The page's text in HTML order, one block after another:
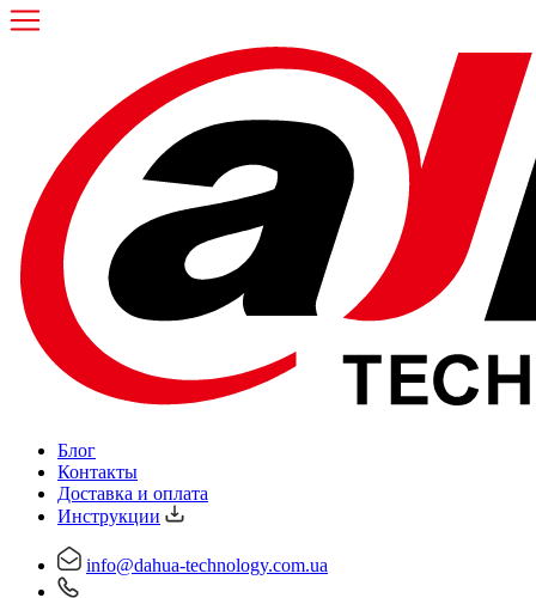
Блог
Контакты
Доставка и оплата
Инструкции
info@dahua-technology.com.ua